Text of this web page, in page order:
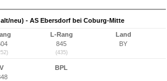
neu) - AS Ebersdorf bei Coburg-Mitte
L-Rang
845
(435)
Land
BY
BPL